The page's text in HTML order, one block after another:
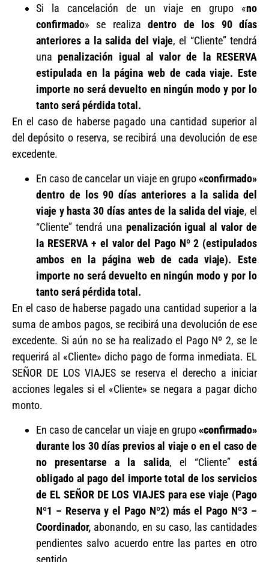
Si la cancelación de un viaje en grupo «no
confirmado» se realizadentro de los 90 días
anteriores a la salida del viaje, el “Cliente” tendrá
una penalización igual al valor de la RESERVA
estipulada en la página web de cada viaje. Este
importe no será devuelto en ningún modo y por lo
tanto será pérdida total.
En el caso de haberse pagado una cantidad superior al
del depósito o reserva, se recibirá una devolución de ese
excedente.
En caso de cancelar un viaje en grupo«confirmado»
dentro de los 90 días anteriores a la salida del
viaje y hasta 30 días antes de la salida del viaje, el
“Cliente” tendrá una penalización igual al valor de
la RESERVA + el valor del Pago Nº 2 (estipulados
ambos en la página web de cada viaje). Este
importe no será devuelto en ningún modo y por lo
tanto será pérdida total.
En el caso de haberse pagado una cantidad superior a la
suma de ambos pagos, se recibirá una devolución de ese
excedente. Si aún no se ha realizado el Pago Nº 2, se le
requerirá al «Cliente» dicho pago de forma inmediata. EL
SEÑOR DE LOS VIAJES se reserva el derecho a iniciar
acciones legales si el «Cliente» se negara a pagar dicho
monto.
En caso de cancelar un viaje en grupo«confirmado»
durante los 30 días previos al viaje o en el caso de
no presentarse a la salida, el “Cliente”está
obligado al pago del importe total de los servicios
de EL SEÑOR DE LOS VIAJES para ese viaje (Pago
Nº1 – Reserva y el Pago Nº2) más el Pago Nº3 –
Coordinador, abonando, en su caso, las cantidades
pendientes salvo acuerdo entre las partes en otro